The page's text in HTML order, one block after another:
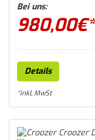
Bei uns:
980,00€*
Details
*inkl. MwSt